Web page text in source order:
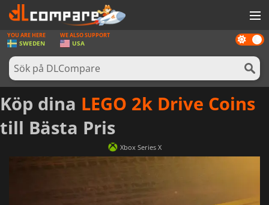
SPEL
SPELKORT
PROGRAMVARA
REWARDS
HÅRDVARA
Dark
mode
YOU ARE HERE
SWEDEN
WE ALSO SUPPORT
USA
Köp dina LEGO 2k Drive Coins
till Bästa Pris
Xbox Series X